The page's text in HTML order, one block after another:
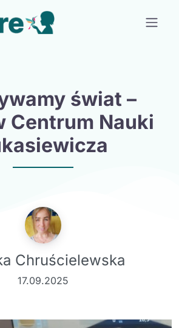
świat –
Centrum Nauki
Chruścielewska
17.09.2025